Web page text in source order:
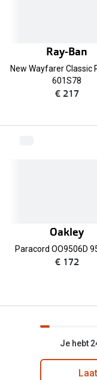
Ray-Ban
New Wayfarer Classic
601S78
€ 217
Oakley
Paracord OO9506D
€ 172
Je hebt